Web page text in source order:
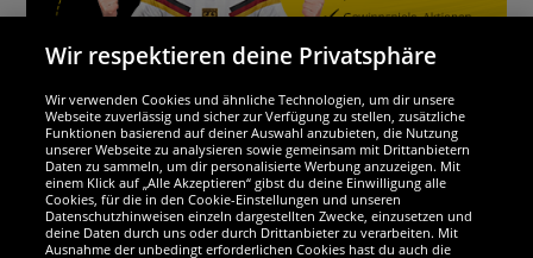
Wir sind ausgezeichnet
Wir respektieren deine Privatsphäre
Wir verwenden Cookies und ähnliche Technologien, um dir unsere
Webseite zuverlässig und sicher zur Verfügung zu stellen, zusätzliche
Funktionen basierend auf deiner Auswahl anzubieten, die Nutzung
unserer Webseite zu analysieren sowie gemeinsam mit Drittanbietern
Daten zu sammeln, um dir personalisierte Werbung anzuzeigen. Mit
einem Klick auf „Alle Akzeptieren“ gibst du deine Einwilligung alle
Cookies, für die in den Cookie-Einstellungen und unseren
Datenschutzhinweisen einzeln dargestellten Zwecke, einzusetzen und
deine Daten durch uns oder durch Drittanbieter zu verarbeiten. Mit
Ausnahme der unbedingt erforderlichen Cookies hast du auch die